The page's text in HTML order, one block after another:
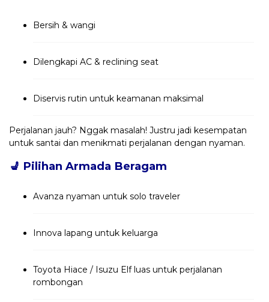
Bersih & wangi
Dilengkapi AC & reclining seat
Diservis rutin untuk keamanan maksimal
Perjalanan jauh? Nggak masalah! Justru jadi kesempatan
untuk santai dan menikmati perjalanan dengan nyaman.
💺 Pilihan Armada Beragam
Avanza nyaman untuk solo traveler
Innova lapang untuk keluarga
Toyota Hiace / Isuzu Elf luas untuk perjalanan
rombongan